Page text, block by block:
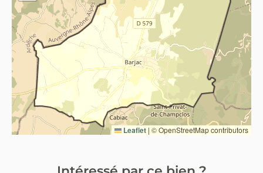
Leaflet | © OpenStreetMap contributors